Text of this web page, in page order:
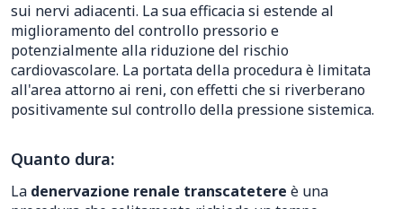
sui nervi adiacenti. La sua efficacia si estende al
miglioramento del controllo pressorio e
potenzialmente alla riduzione del rischio
cardiovascolare. La portata della procedura è limitata
all'area attorno ai reni, con effetti che si riverberano
positivamente sul controllo della pressione sistemica.
Quanto dura:
La denervazione renale transcatetere è una